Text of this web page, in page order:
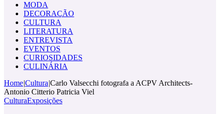
MODA
DECORAÇÃO
CULTURA
LITERATURA
ENTREVISTA
EVENTOS
CURIOSIDADES
CULINÁRIA
Home|Cultura|Carlo Valsecchi fotografa a ACPV Architects-
Antonio Citterio Patricia Viel
CulturaExposições